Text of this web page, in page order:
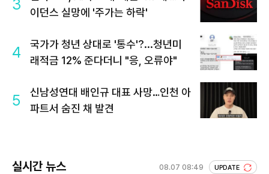
3
이던스 실망에 '주가는 하락'
4
국가가 청년 상대로 '통수'?...청년미
래적금 12% 준다더니 "응, 오류야"
5
신남성연대 배인규 대표 사망…인천 아
파트서 숨진 채 발견
실시간 뉴스 08.07 08:49 UPDATE